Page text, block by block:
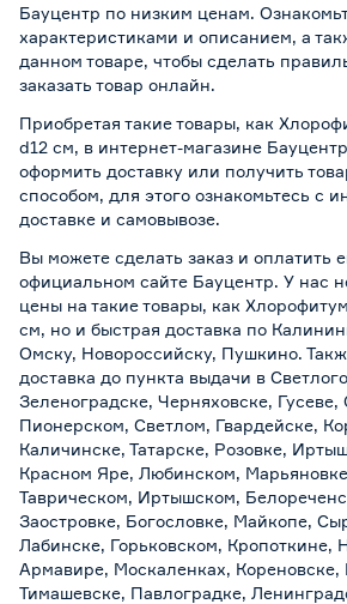
Бауцентр по низким ценам.
характеристиками и описанием, а
данном товаре, чтобы сделать
заказать товар онлайн.
Приобретая такие товары, как
d12 см, в интернет-магазине
оформить доставку или получить
способом, для этого ознакомьтесь с
доставке и самовывозе.
Вы можете сделать заказ и оплатить
официальном сайте Бауцентр. У нас
цены на такие товары, как
см, но и быстрая доставка по
Омску, Новороссийску, Пушкино.
доставка до пункта выдачи в
Зеленоградске, Черняховске, Гусеве,
Пионерском, Светлом, Гвардейске,
Каличинске, Татарске, Розовке,
Красном Яре, Любинском,
Таврическом, Иртышском,
Заостровке, Богословке, Майкопе,
Лабинске, Горьковском, Кропоткине,
Армавире, Москаленках, Кореновске,
Тимашевске, Павлоградке,